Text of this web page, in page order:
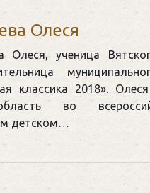
Олеся
Олеся, ученица
классика 2018».
во
детском…